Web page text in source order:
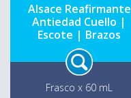
Alsace Reafirmante
Antiedad Cuello |
Escote | Brazos
Frasco x 60 mL